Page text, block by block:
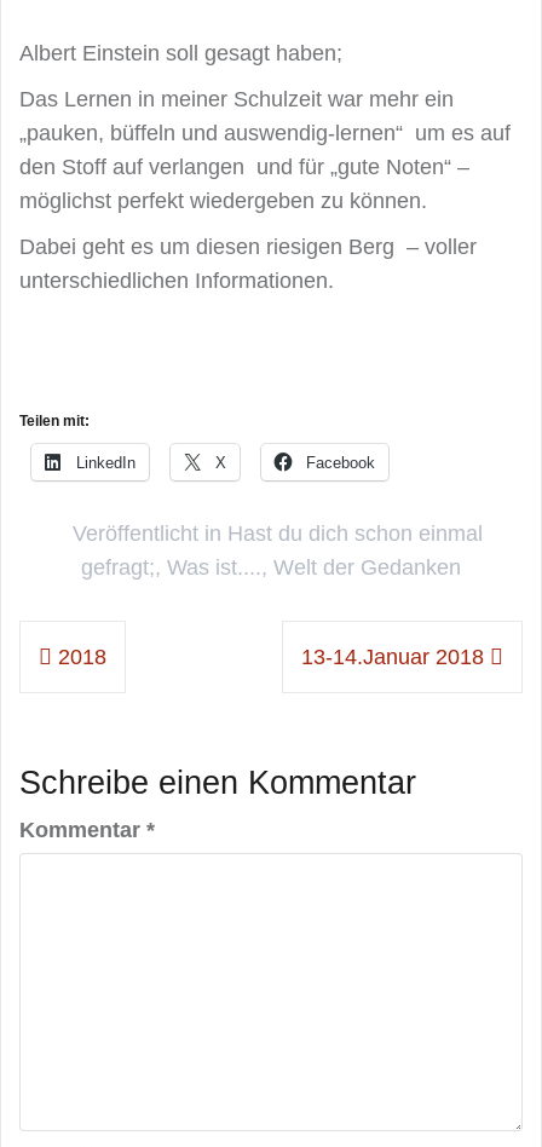
Albert Einstein soll gesagt haben;
Das Lernen in meiner Schulzeit war mehr ein
„pauken, büffeln und auswendig-lernen“ um es auf
den Stoff auf verlangen und für „gute Noten“ –
möglichst perfekt wiedergeben zu können.
Dabei geht es um diesen riesigen Berg – voller
unterschiedlichen Informationen.
Teilen mit:
LinkedIn X Facebook
Veröffentlicht in Hast du dich schon einmal
gefragt;, Was ist...., Welt der Gedanken
Beitragsnavigation
2018 13-14.Januar 2018
Schreibe einen Kommentar
Kommentar *